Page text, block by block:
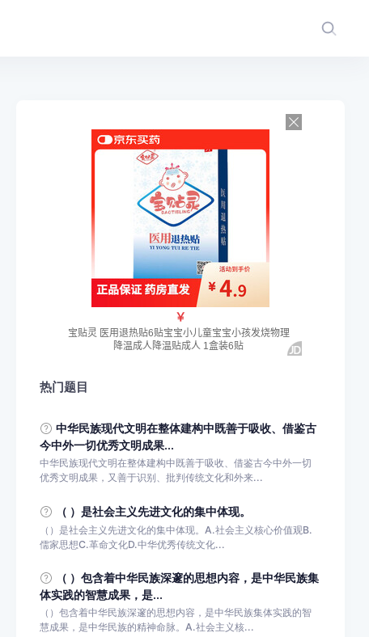
热门题目
中华民族现代文明在整体建构中既善于吸收、借鉴古
今中外一切优秀文明成果...
中华民族现代文明在整体建构中既善于吸收、借鉴古今中外一切
优秀文明成果，又善于识别、批判传统文化和外来...
（ ）是社会主义先进文化的集中体现。
（）是社会主义先进文化的集中体现。A.社会主义核心价值观B.
儒家思想C.革命文化D.中华优秀传统文化...
（ ）包含着中华民族深邃的思想内容，是中华民族集
体实践的智慧成果，是...
（）包含着中华民族深邃的思想内容，是中华民族集体实践的智
慧成果，是中华民族的精神命脉。A.社会主义核...